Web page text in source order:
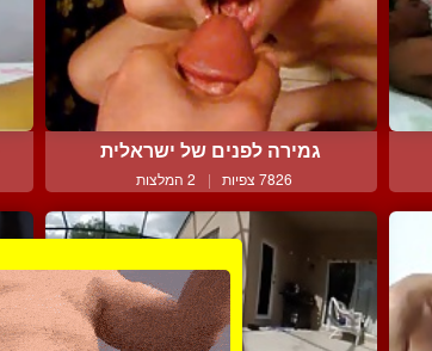
גמירה לפנים של ישראלית
7826 צפיות | 2 המלצות